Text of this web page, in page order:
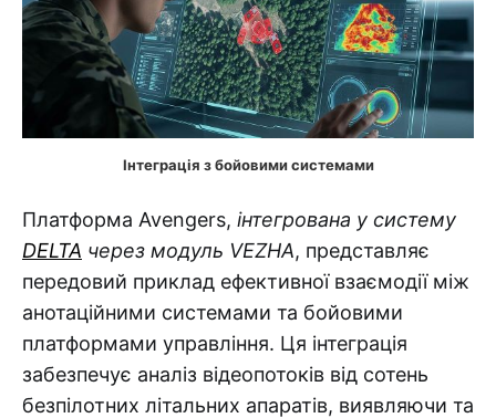
Інтеграція з бойовими системами
Платформа Avengers, інтегрована у систему
DELTA через модуль VEZHA, представляє
передовий приклад ефективної взаємодії між
анотаційними системами та бойовими
платформами управління. Ця інтеграція
забезпечує аналіз відеопотоків від сотень
безпілотних літальних апаратів, виявляючи та